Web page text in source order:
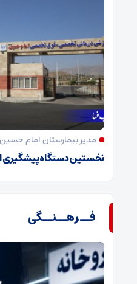
مدیر بیمارستان امام
نخستین دستگاه پیشگیری
فــرهــنــگی